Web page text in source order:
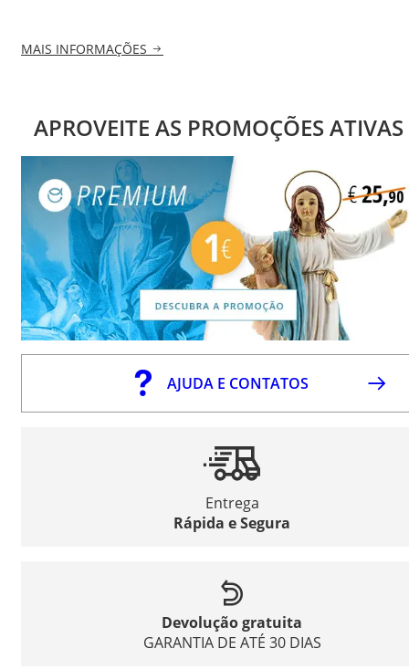
MAIS INFORMAÇÕES
APROVEITE AS PROMOÇÕES ATIVAS
AJUDA E CONTATOS
Entrega
Rápida e Segura
Devolução gratuita
GARANTIA DE ATÉ 30 DIAS